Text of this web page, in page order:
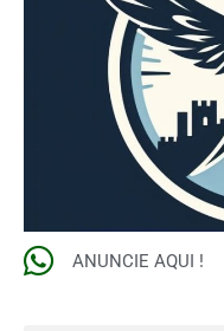
ANUNCIE AQUI !